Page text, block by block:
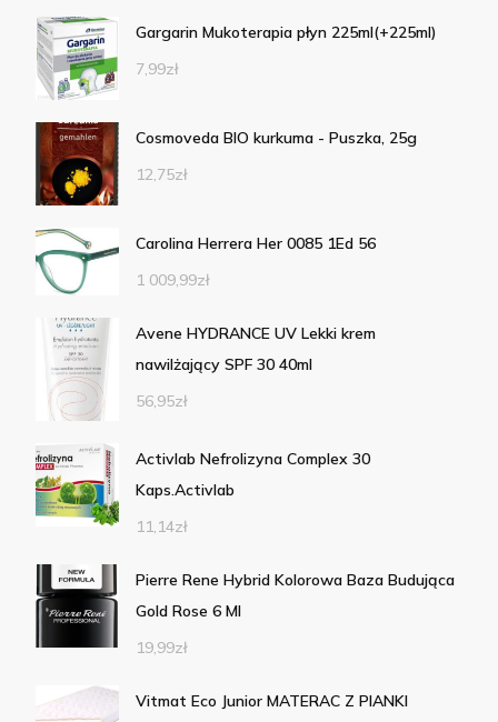
Gargarin Mukoterapia płyn 225ml(+225ml)
7,99zł
Cosmoveda BIO kurkuma - Puszka, 25g
12,75zł
Carolina Herrera Her 0085 1Ed 56
1 009,99zł
Avene HYDRANCE UV Lekki krem
nawilżający SPF 30 40ml
56,95zł
Activlab Nefrolizyna Complex 30
Kaps.Activlab
11,14zł
Pierre Rene Hybrid Kolorowa Baza Budująca
Gold Rose 6 Ml
19,99zł
Vitmat Eco Junior MATERAC Z PIANKI